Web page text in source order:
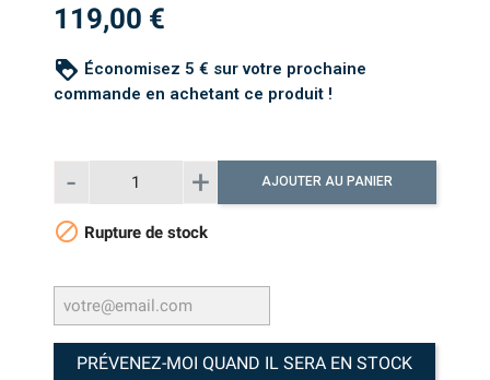
119,00 €
loyalty Économisez 5 € sur votre prochaine
commande en achetant ce produit !
AJOUTER AU PANIER
 Rupture de stock
PRÉVENEZ-MOI QUAND IL SERA EN STOCK